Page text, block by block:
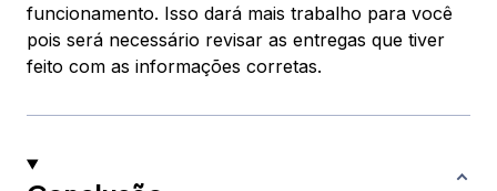
funcionamento. Isso dará mais trabalho para você
pois será necessário revisar as entregas que tiver
feito com as informações corretas.